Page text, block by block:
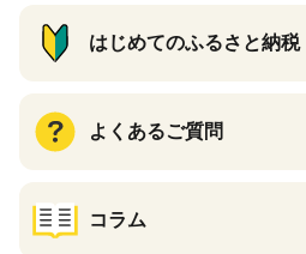
はじめてのふるさと納税
よくあるご質問
コラム